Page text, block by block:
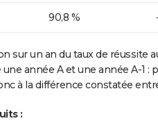
90,8 %
sur un an du taux de réussite
année A et une année A-1 :
à la différence constatée
: